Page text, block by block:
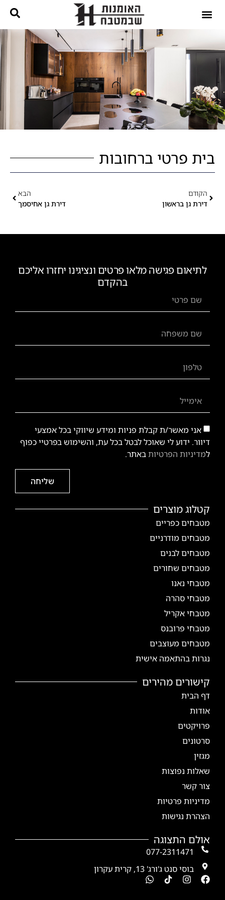
בית פרטי ברחובות
הקודם
דירת גן בראשון
הבא
דירת גן אחיסמך
קטלוג מוצרים
מטבחים כפריים
מטבחים מודרניים
מטבחים לבנים
מטבחים שחורים
מטבחי נאנו
מטבחי סהרה
מטבחי אקריל
מטבחי פרובנס
מטבחים מעוצבים
נגרות בהתאמה אישית
קישורים מהירים
דף הבית
אודות
פרויקטים
סרטונים
מגזין
שאלות נפוצות
צור קשר
מדיניות פרטיות
הצהרת נגישות
אולם התצוגה
077-2311471
בוסי סנט ג'ורג' 13, קרית עקרון
לתיאום פגישה מלאו פרטים ונציגינו יחזרו אליכם
בהקדם
אני מאשר/ת קבלת פניות ומידע שיווקי בכל אמצעי
דיוור. ידוע לי שאוכל לבטל בכל עת, והשימוש בפרטיי כפוף
למדיניות הפרטיות באתר.
שליחה